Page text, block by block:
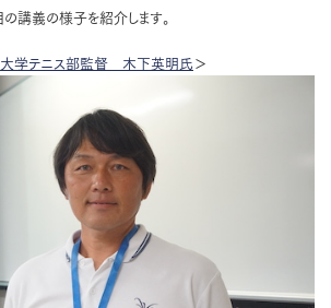
講義の様子を紹介します。
学テニス部監督 木下英明氏＞